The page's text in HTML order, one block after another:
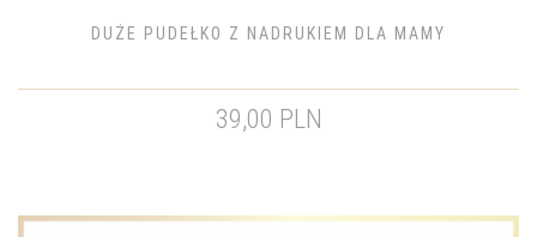
DUŻE PUDEŁKO Z NADRUKIEM DLA MAMY
39,00 PLN